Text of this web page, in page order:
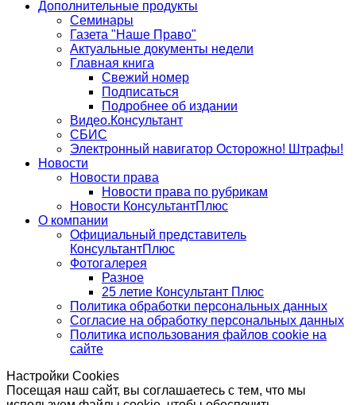
Дополнительные продукты
Семинары
Газета "Наше Право"
Актуальные документы недели
Главная книга
Свежий номер
Подписаться
Подробнее об издании
Видео.Консультант
СБИС
Электронный навигатор Осторожно! Штрафы!
Новости
Новости права
Новости права по рубрикам
Новости КонсультантПлюс
О компании
Официальный представитель
КонсультантПлюс
Фотогалерея
Разное
25 летие Консультант Плюс
Политика обработки персональных данных
Согласие на обработку персональных данных
Политика использования файлов cookie на
сайте
Настройки Cookies
Посещая наш сайт, вы соглашаетесь с тем, что мы